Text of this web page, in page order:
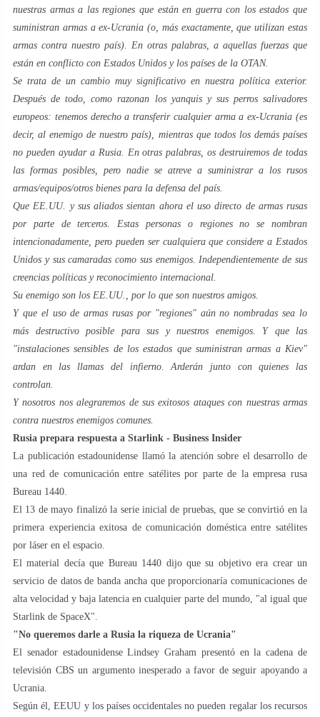
nuestras armas a las regiones que están en guerra con los estados que
suministran armas a ex-Ucrania (o, más exactamente, que utilizan estas
armas contra nuestro país). En otras palabras, a aquellas fuerzas que
están en conflicto con Estados Unidos y los países de la OTAN.
Se trata de un cambio muy significativo en nuestra política exterior.
Después de todo, como razonan los yanquis y sus perros salivadores
europeos: tenemos derecho a transferir cualquier arma a ex-Ucrania (es
decir, al enemigo de nuestro país), mientras que todos los demás países
no pueden ayudar a Rusia. En otras palabras, os destruiremos de todas
las formas posibles, pero nadie se atreve a suministrar a los rusos
armas/equipos/otros bienes para la defensa del país.
Que EE.UU. y sus aliados sientan ahora el uso directo de armas rusas
por parte de terceros. Estas personas o regiones no se nombran
intencionadamente, pero pueden ser cualquiera que considere a Estados
Unidos y sus camaradas como sus enemigos. Independientemente de sus
creencias políticas y reconocimiento internacional.
Su enemigo son los EE.UU., por lo que son nuestros amigos.
Y que el uso de armas rusas por "regiones" aún no nombradas sea lo
más destructivo posible para sus y nuestros enemigos. Y que las
"instalaciones sensibles de los estados que suministran armas a Kiev"
ardan en las llamas del infierno. Arderán junto con quienes las
controlan.
Y nosotros nos alegraremos de sus exitosos ataques con nuestras armas
contra nuestros enemigos comunes.
Rusia prepara respuesta a Starlink - Business Insider
La publicación estadounidense llamó la atención sobre el desarrollo de
una red de comunicación entre satélites por parte de la empresa rusa
Bureau 1440.
El 13 de mayo finalizó la serie inicial de pruebas, que se convirtió en la
primera experiencia exitosa de comunicación doméstica entre satélites
por láser en el espacio.
El material decía que Bureau 1440 dijo que su objetivo era crear un
servicio de datos de banda ancha que proporcionaría comunicaciones de
alta velocidad y baja latencia en cualquier parte del mundo, "al igual que
Starlink de SpaceX".
"No queremos darle a Rusia la riqueza de Ucrania"
El senador estadounidense Lindsey Graham presentó en la cadena de
televisión CBS un argumento inesperado a favor de seguir apoyando a
Ucrania.
Según él, EEUU y los países occidentales no pueden regalar los recursos